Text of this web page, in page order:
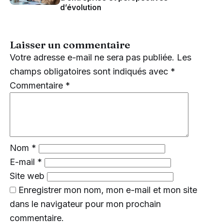
d’évolution
Laisser un commentaire
Votre adresse e-mail ne sera pas publiée. Les
champs obligatoires sont indiqués avec *
Commentaire *
Nom *
E-mail *
Site web
Enregistrer mon nom, mon e-mail et mon site
dans le navigateur pour mon prochain
commentaire.